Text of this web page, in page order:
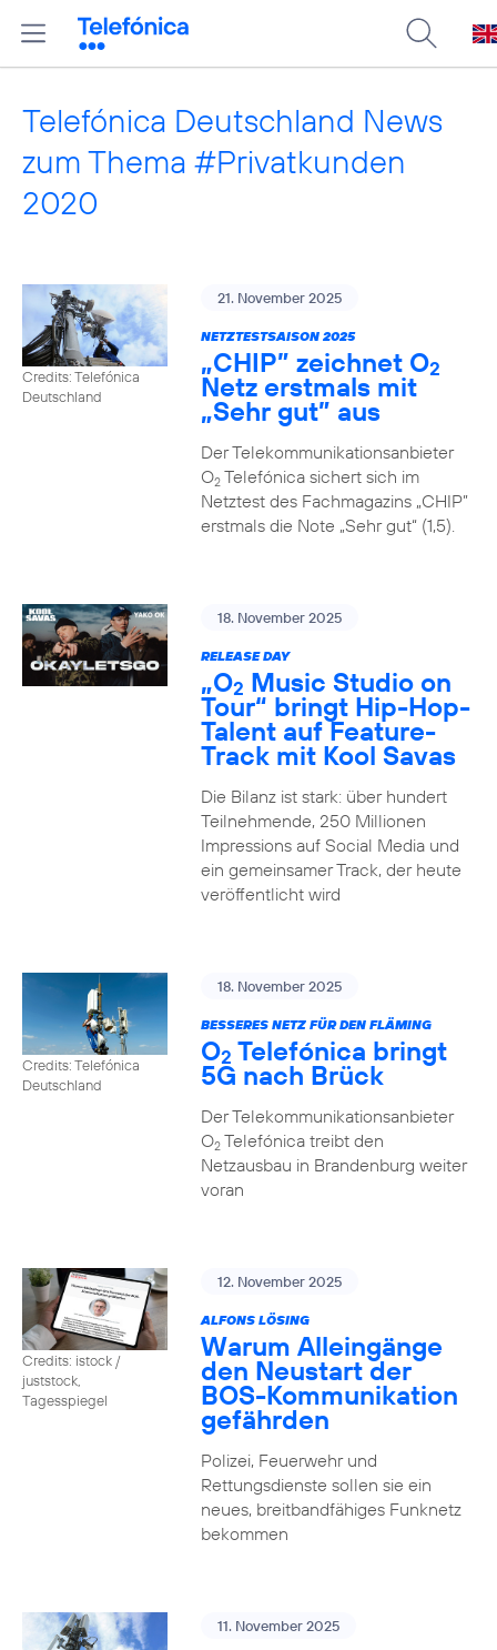
Telefónica Deutschland News
zum Thema #Privatkunden
2020
Credits: Telefónica
Deutschland
21. November 2025
NETZTESTSAISON 2025
„CHIP” zeichnet O2
Netz erstmals mit
„Sehr gut” aus
Der Telekommunikationsanbieter
O2Telefónica sichert sich im
Netztest des Fachmagazins „CHIP”
erstmals die Note „Sehr gut“ (1,5).
18. November 2025
RELEASE DAY
„O2 Music Studio on
Tour“ bringt Hip-Hop-
Talent auf Feature-
Track mit Kool Savas
Die Bilanz ist stark: über hundert
Teilnehmende, 250 Millionen
Impressions auf Social Media und
ein gemeinsamer Track, der heute
veröffentlicht wird
Credits: Telefónica
Deutschland
18. November 2025
BESSERES NETZ FÜR DEN FLÄMING
O2 Telefónica bringt
5G nach Brück
Der Telekommunikationsanbieter
O2Telefónica treibt den
Netzausbau in Brandenburg weiter
voran
Credits: istock /
juststock,
Tagesspiegel
12. November 2025
ALFONS LÖSING
Warum Alleingänge
den Neustart der
BOS-Kommunikation
gefährden
Polizei, Feuerwehr und
Rettungsdienste sollen sie ein
neues, breitbandfähiges Funknetz
bekommen
11. November 2025